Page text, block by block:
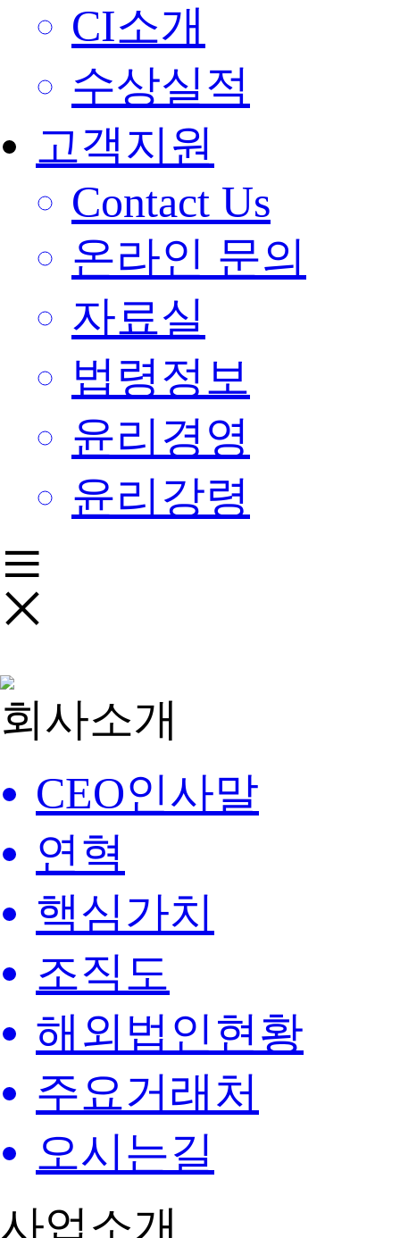
CI소개
수상실적
고객지원
Contact Us
온라인 문의
자료실
법령정보
윤리경영
윤리강령
회사소개
CEO인사말
연혁
핵심가치
조직도
해외법인현황
주요거래처
오시는길
사업소개